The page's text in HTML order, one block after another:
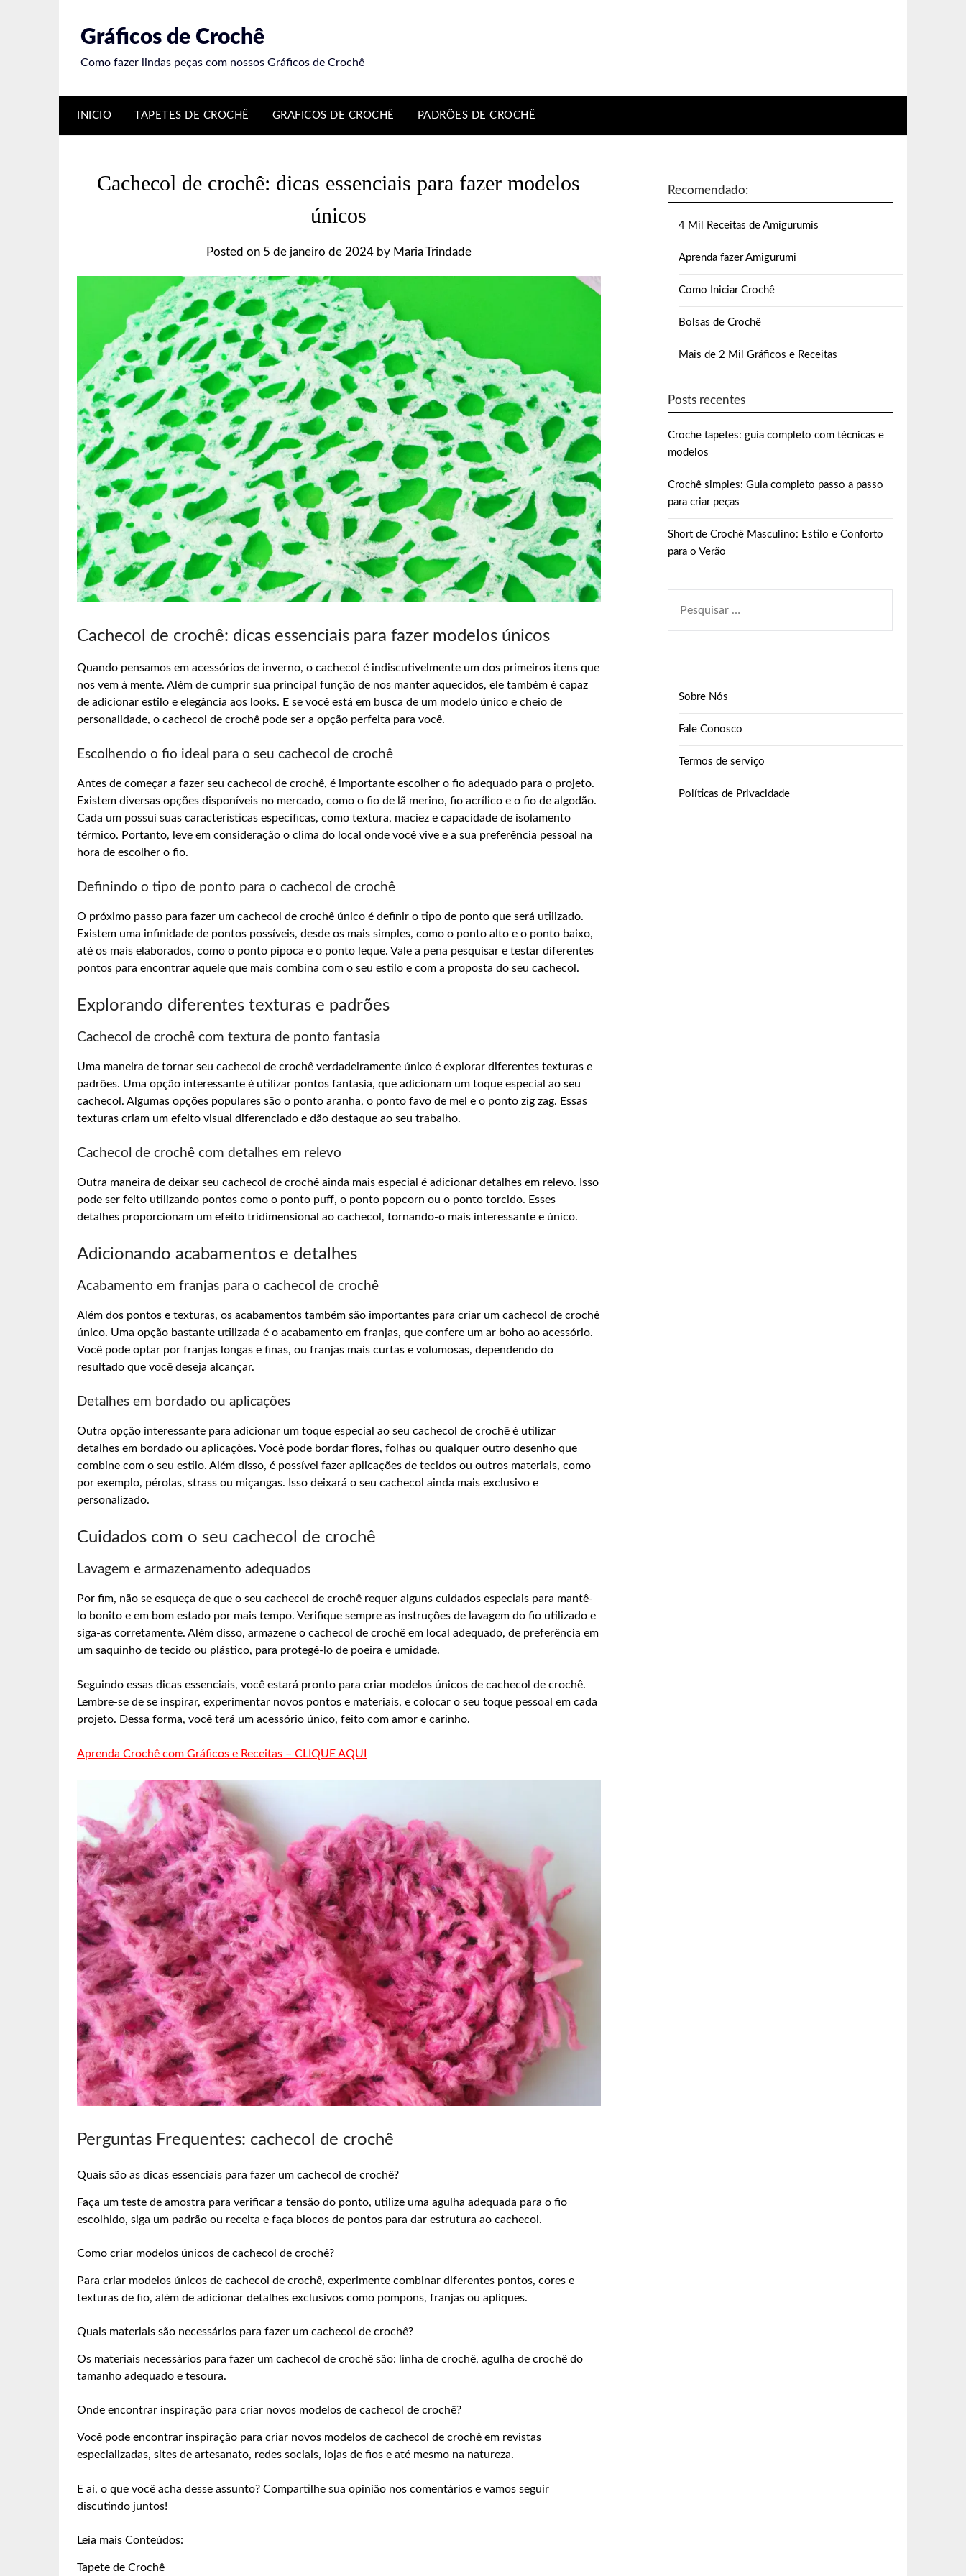
Gráficos de Crochê
Como fazer lindas peças com nossos Gráficos de Crochê
INICIO TAPETES DE CROCHÊ GRAFICOS DE CROCHÊ PADRÕES DE CROCHÊ
Cachecol de crochê: dicas essenciais para fazer modelos
únicos
Posted on 5 de janeiro de 2024by Maria Trindade
Cachecol de crochê: dicas essenciais para fazer modelos únicos
Quando pensamos em acessórios de inverno, o cachecol é indiscutivelmente um dos primeiros itens que
nos vem à mente. Além de cumprir sua principal função de nos manter aquecidos, ele também é capaz
de adicionar estilo e elegância aos looks. E se você está em busca de um modelo único e cheio de
personalidade, o cachecol de crochê pode ser a opção perfeita para você.
Escolhendo o fio ideal para o seu cachecol de crochê
Antes de começar a fazer seu cachecol de crochê, é importante escolher o fio adequado para o projeto.
Existem diversas opções disponíveis no mercado, como o fio de lã merino, fio acrílico e o fio de algodão.
Cada um possui suas características específicas, como textura, maciez e capacidade de isolamento
térmico. Portanto, leve em consideração o clima do local onde você vive e a sua preferência pessoal na
hora de escolher o fio.
Definindo o tipo de ponto para o cachecol de crochê
O próximo passo para fazer um cachecol de crochê único é definir o tipo de ponto que será utilizado.
Existem uma infinidade de pontos possíveis, desde os mais simples, como o ponto alto e o ponto baixo,
até os mais elaborados, como o ponto pipoca e o ponto leque. Vale a pena pesquisar e testar diferentes
pontos para encontrar aquele que mais combina com o seu estilo e com a proposta do seu cachecol.
Explorando diferentes texturas e padrões
Cachecol de crochê com textura de ponto fantasia
Uma maneira de tornar seu cachecol de crochê verdadeiramente único é explorar diferentes texturas e
padrões. Uma opção interessante é utilizar pontos fantasia, que adicionam um toque especial ao seu
cachecol. Algumas opções populares são o ponto aranha, o ponto favo de mel e o ponto zig zag. Essas
texturas criam um efeito visual diferenciado e dão destaque ao seu trabalho.
Cachecol de crochê com detalhes em relevo
Outra maneira de deixar seu cachecol de crochê ainda mais especial é adicionar detalhes em relevo. Isso
pode ser feito utilizando pontos como o ponto puff, o ponto popcorn ou o ponto torcido. Esses
detalhes proporcionam um efeito tridimensional ao cachecol, tornando-o mais interessante e único.
Adicionando acabamentos e detalhes
Acabamento em franjas para o cachecol de crochê
Além dos pontos e texturas, os acabamentos também são importantes para criar um cachecol de crochê
único. Uma opção bastante utilizada é o acabamento em franjas, que confere um ar boho ao acessório.
Você pode optar por franjas longas e finas, ou franjas mais curtas e volumosas, dependendo do
resultado que você deseja alcançar.
Detalhes em bordado ou aplicações
Outra opção interessante para adicionar um toque especial ao seu cachecol de crochê é utilizar
detalhes em bordado ou aplicações. Você pode bordar flores, folhas ou qualquer outro desenho que
combine com o seu estilo. Além disso, é possível fazer aplicações de tecidos ou outros materiais, como
por exemplo, pérolas, strass ou miçangas. Isso deixará o seu cachecol ainda mais exclusivo e
personalizado.
Cuidados com o seu cachecol de crochê
Lavagem e armazenamento adequados
Por fim, não se esqueça de que o seu cachecol de crochê requer alguns cuidados especiais para mantê-
lo bonito e em bom estado por mais tempo. Verifique sempre as instruções de lavagem do fio utilizado e
siga-as corretamente. Além disso, armazene o cachecol de crochê em local adequado, de preferência em
um saquinho de tecido ou plástico, para protegê-lo de poeira e umidade.
Seguindo essas dicas essenciais, você estará pronto para criar modelos únicos de cachecol de crochê.
Lembre-se de se inspirar, experimentar novos pontos e materiais, e colocar o seu toque pessoal em cada
projeto. Dessa forma, você terá um acessório único, feito com amor e carinho.
Aprenda Crochê com Gráficos e Receitas – CLIQUE AQUI
Perguntas Frequentes: cachecol de crochê
Quais são as dicas essenciais para fazer um cachecol de crochê?
Faça um teste de amostra para verificar a tensão do ponto, utilize uma agulha adequada para o fio
escolhido, siga um padrão ou receita e faça blocos de pontos para dar estrutura ao cachecol.
Como criar modelos únicos de cachecol de crochê?
Para criar modelos únicos de cachecol de crochê, experimente combinar diferentes pontos, cores e
texturas de fio, além de adicionar detalhes exclusivos como pompons, franjas ou apliques.
Quais materiais são necessários para fazer um cachecol de crochê?
Os materiais necessários para fazer um cachecol de crochê são: linha de crochê, agulha de crochê do
tamanho adequado e tesoura.
Onde encontrar inspiração para criar novos modelos de cachecol de crochê?
Você pode encontrar inspiração para criar novos modelos de cachecol de crochê em revistas
especializadas, sites de artesanato, redes sociais, lojas de fios e até mesmo na natureza.
E aí, o que você acha desse assunto? Compartilhe sua opinião nos comentários e vamos seguir
discutindo juntos!
Leia mais Conteúdos:
Tapete de Crochê
Recomendado:
4 Mil Receitas de Amigurumis
Aprenda fazer Amigurumi
Como Iniciar Crochê
Bolsas de Crochê
Mais de 2 Mil Gráficos e Receitas
Posts recentes
Croche tapetes: guia completo com técnicas e
modelos
Crochê simples: Guia completo passo a passo
para criar peças
Short de Crochê Masculino: Estilo e Conforto
para o Verão
POR:
Sobre Nós
Fale Conosco
Termos de serviço
Políticas de Privacidade